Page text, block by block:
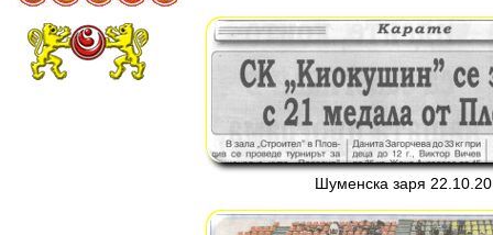
Шуменска заря